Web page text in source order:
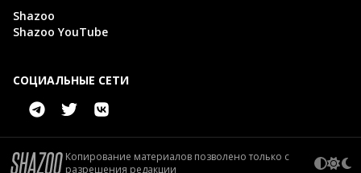
Shazoo
Shazoo YouTube
СОЦИАЛЬНЫЕ СЕТИ
Копирование материалов позволено только с
разрешения редакции